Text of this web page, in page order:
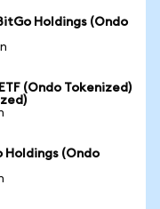
Holdings (Ondo
(Ondo Tokenized)
Holdings (Ondo